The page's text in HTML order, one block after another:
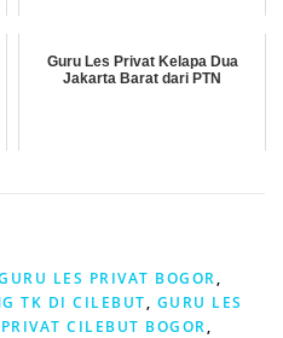
Guru Les Privat Kelapa Dua
Jakarta Barat dari PTN
LES PRIVAT BOGOR,
TK DI CILEBUT, GURU LES
CILEBUT BOGOR,